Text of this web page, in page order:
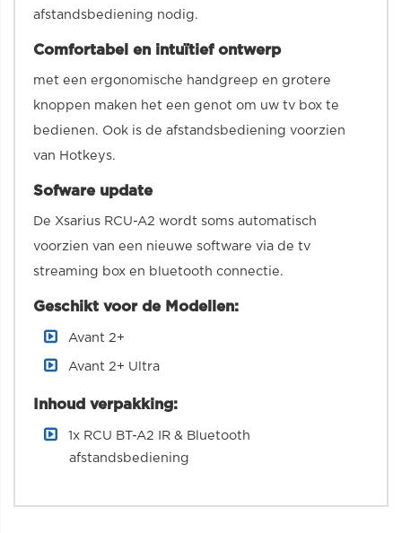
afstandsbediening nodig.
Comfortabel en intuïtief ontwerp
met een ergonomische handgreep en grotere
knoppen maken het een genot om uw tv box te
bedienen. Ook is de afstandsbediening voorzien
van Hotkeys.
Sofware update
De Xsarius RCU-A2 wordt soms automatisch
voorzien van een nieuwe software via de tv
streaming box en bluetooth connectie.
Geschikt voor de Modellen:
Avant 2+
Avant 2+ Ultra
Inhoud verpakking:
1x RCU BT-A2 IR & Bluetooth
afstandsbediening